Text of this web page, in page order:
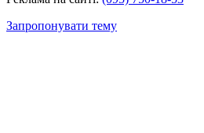
Запропонувати тему